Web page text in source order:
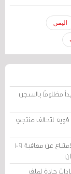
اليمن
مظلومًا بالسجن
لتحالف منتجي
محكمة «أمن الدولة» في الكويت: الامتناع عن معاقبة 109
حادة لملف